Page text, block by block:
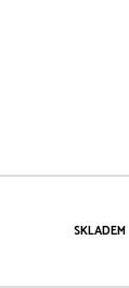
SKLADEM